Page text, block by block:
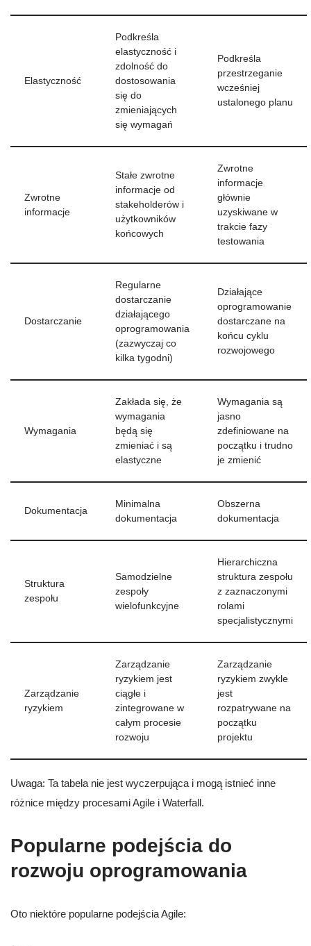
Elastyczność
Podkreśla
elastyczność i
zdolność do
dostosowania
się do
zmieniających
się wymagań
Podkreśla
przestrzeganie
wcześniej
ustalonego planu
Zwrotne
informacje
Stałe zwrotne
informacje od
stakeholderów i
użytkowników
końcowych
Zwrotne
informacje
głównie
uzyskiwane w
trakcie fazy
testowania
Dostarczanie
Regularne
dostarczanie
działającego
oprogramowania
(zazwyczaj co
kilka tygodni)
Działające
oprogramowanie
dostarczane na
końcu cyklu
rozwojowego
Wymagania
Zakłada się, że
wymagania
będą się
zmieniać i są
elastyczne
Wymagania są
jasno
zdefiniowane na
początku i trudno
je zmienić
Dokumentacja
Minimalna
dokumentacja
Obszerna
dokumentacja
Struktura
zespołu
Samodzielne
zespoły
wielofunkcyjne
Hierarchiczna
struktura zespołu
z zaznaczonymi
rolami
specjalistycznymi
Zarządzanie
ryzykiem
Zarządzanie
ryzykiem jest
ciągłe i
zintegrowane w
całym procesie
rozwoju
Zarządzanie
ryzykiem zwykle
jest
rozpatrywane na
początku
projektu
Uwaga: Ta tabela nie jest wyczerpująca i mogą istnieć inne
różnice między procesami Agile i Waterfall.
Popularne podejścia do
rozwoju oprogramowania
Oto niektóre popularne podejścia Agile: